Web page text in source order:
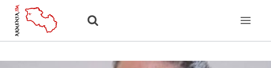
Перейти